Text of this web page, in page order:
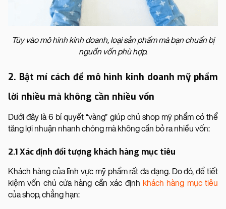
Tùy vào mô hình kinh doanh, loại sản phẩm mà bạn chuẩn bị
nguồn vốn phù hợp.
2. Bật mí cách để mô hình kinh doanh mỹ phẩm
lời nhiều mà không cần nhiều vốn
Dưới đây là 6 bí quyết “vàng” giúp chủ shop mỹ phẩm có thể
tăng lợi nhuận nhanh chóng mà không cần bỏ ra nhiều vốn:
2.1 Xác định đối tượng khách hàng mục tiêu
Khách hàng của lĩnh vực mỹ phẩm rất đa dạng. Do đó, để tiết
kiệm vốn chủ cửa hàng cần xác định khách hàng mục tiêu
của shop, chẳng hạn: